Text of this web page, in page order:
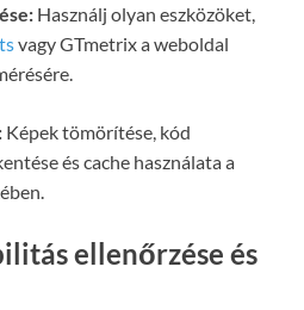
Használj olyan eszközöket,
vagy GTmetrix a weboldal
Képek tömörítése, kód
és cache használata a
ellenőrzése és